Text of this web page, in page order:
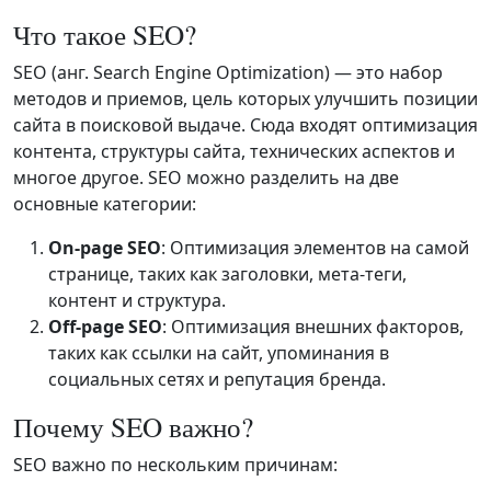
Что такое SEO?
SEO (анг. Search Engine Optimization) — это набор
методов и приемов, цель которых улучшить позиции
сайта в поисковой выдаче. Сюда входят оптимизация
контента, структуры сайта, технических аспектов и
многое другое. SEO можно разделить на две
основные категории:
On-page SEO: Оптимизация элементов на самой
странице, таких как заголовки, мета-теги,
контент и структура.
Off-page SEO: Оптимизация внешних факторов,
таких как ссылки на сайт, упоминания в
социальных сетях и репутация бренда.
Почему SEO важно?
SEO важно по нескольким причинам: